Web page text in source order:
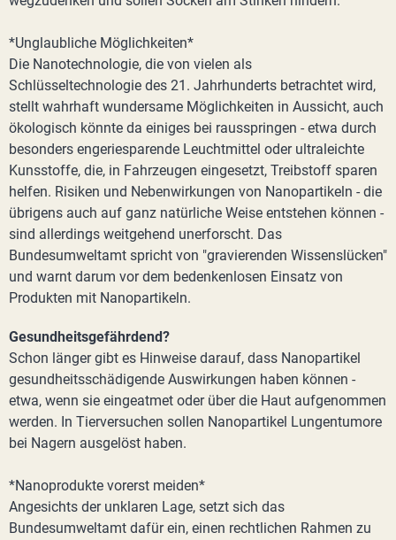
*Unglaubliche Möglichkeiten*
Die Nanotechnologie, die von vielen als
Schlüsseltechnologie des 21. Jahrhunderts betrachtet wird,
stellt wahrhaft wundersame Möglichkeiten in Aussicht, auch
ökologisch könnte da einiges bei rausspringen - etwa durch
besonders engeriesparende Leuchtmittel oder ultraleichte
Kunsstoffe, die, in Fahrzeugen eingesetzt, Treibstoff sparen
helfen. Risiken und Nebenwirkungen von Nanopartikeln - die
übrigens auch auf ganz natürliche Weise entstehen können -
sind allerdings weitgehend unerforscht. Das
Bundesumweltamt spricht von "gravierenden Wissenslücken"
und warnt darum vor dem bedenkenlosen Einsatz von
Produkten mit Nanopartikeln.
Gesundheitsgefährdend?
Schon länger gibt es Hinweise darauf, dass Nanopartikel
gesundheitsschädigende Auswirkungen haben können -
etwa, wenn sie eingeatmet oder über die Haut aufgenommen
werden. In Tierversuchen sollen Nanopartikel Lungentumore
bei Nagern ausgelöst haben.
*Nanoprodukte vorerst meiden*
Angesichts der unklaren Lage, setzt sich das
Bundesumweltamt dafür ein, einen rechtlichen Rahmen zu